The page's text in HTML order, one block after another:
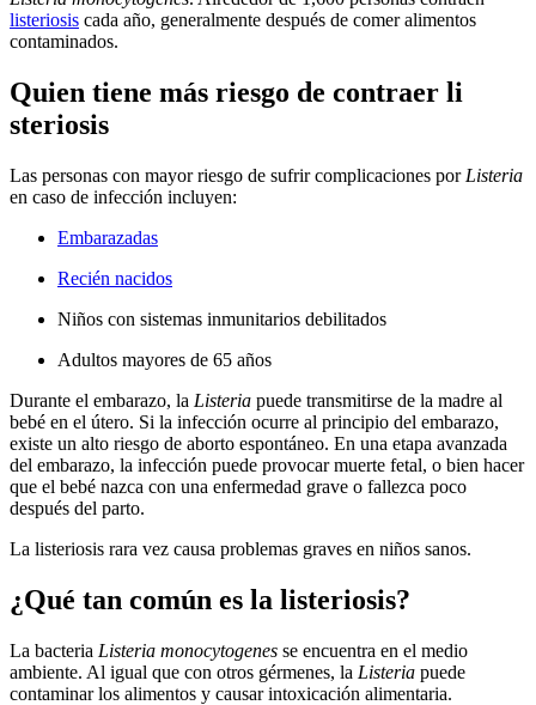
listeriosis cada año, generalmente después de comer alimentos
contaminados.
Quien tiene más riesgo de contraer li​​​
steriosis
Las personas con mayor riesgo de sufrir complicaciones por Listeria
en caso de infección incluyen:
Embarazadas
Recién nacidos
Niños con sistemas inmunitarios debilitados
Adultos mayores de 65 años
Durante el embarazo, la Listeria puede transmitirse de la madre al
bebé en el útero. Si la infección ocurre al principio del embarazo,
existe un alto riesgo de aborto espontáneo. En una etapa avanzada
del embarazo, la infección puede provocar muerte fetal, o bien hacer
que el bebé nazca con una enfermedad grave o fallezca poco
después del parto.
La listeriosis rara vez causa problemas graves en niños sanos.
¿Qué tan común es la listeriosis?
La bacteria Listeria monocytogenes se encuentra en el medio
ambiente. Al igual que con otros gérmenes, la Listeria puede
contaminar los alimentos y causar intoxicación alimentaria.